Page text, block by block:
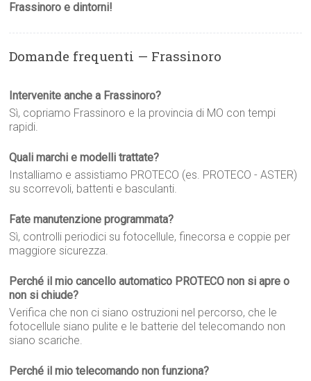
Frassinoro e dintorni!
Domande frequenti — Frassinoro
Intervenite anche a Frassinoro?
Sì, copriamo Frassinoro e la provincia di MO con tempi
rapidi.
Quali marchi e modelli trattate?
Installiamo e assistiamo PROTECO (es. PROTECO - ASTER)
su scorrevoli, battenti e basculanti.
Fate manutenzione programmata?
Sì, controlli periodici su fotocellule, finecorsa e coppie per
maggiore sicurezza.
Perché il mio cancello automatico PROTECO non si apre o
non si chiude?
Verifica che non ci siano ostruzioni nel percorso, che le
fotocellule siano pulite e le batterie del telecomando non
siano scariche.
Perché il mio telecomando non funziona?